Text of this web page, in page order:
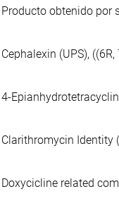
Producto obtenido por
Cephalexin (UPS),
4-
Clarithromycin Identity
Doxycicline related